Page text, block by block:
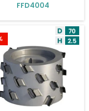
FFD4004